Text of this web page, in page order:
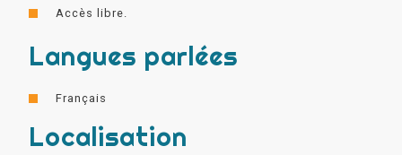
Accès libre.
Langues parlées
Français
Localisation